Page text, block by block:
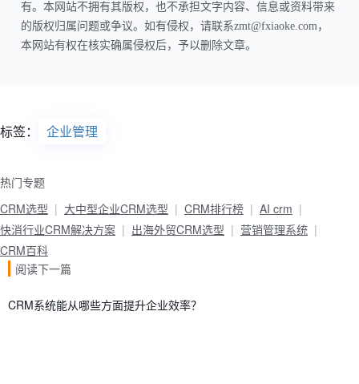
有。本网站不拥有其版权，也不承担文字内容、信息或资料带来
的版权归属问题或争议。如有侵权，请联系zmt@fxiaoke.com，
本网站有权在核实确属侵权后，予以删除文章。
标签： 企业管理
热门专题
CRM选型
大中型企业CRM选型 CRM排行榜
AI crm
快消行业CRM解决方案
出海外贸CRM选型
营销管理系统
CRM百科
阅读下一篇
CRM系统能从哪些方面提升企业效率？